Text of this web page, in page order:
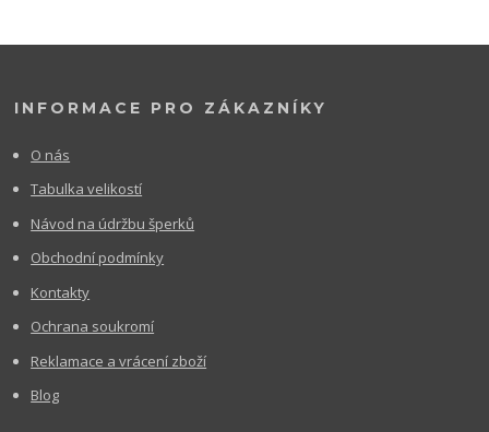
INFORMACE PRO ZÁKAZNÍKY
O nás
Tabulka velikostí
Návod na údržbu šperků
Obchodní podmínky
Kontakty
Ochrana soukromí
Reklamace a vrácení zboží
Blog